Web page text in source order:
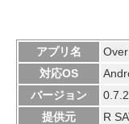
アプリ名
対応OS
バージョン
0.7.2
提供元
R